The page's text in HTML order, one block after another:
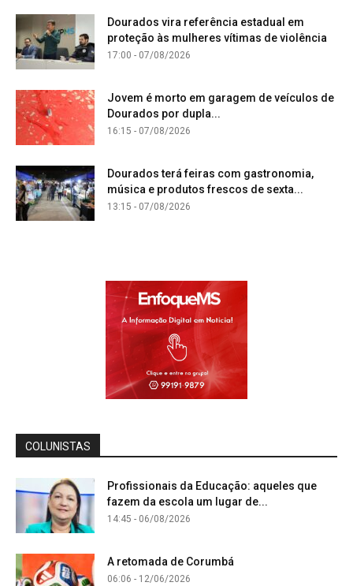
Dourados vira referência estadual em
proteção às mulheres vítimas de violência
17:00 - 07/08/2026
Jovem é morto em garagem de veículos de
Dourados por dupla...
16:15 - 07/08/2026
Dourados terá feiras com gastronomia,
música e produtos frescos de sexta...
13:15 - 07/08/2026
COLUNISTAS
Profissionais da Educação: aqueles que
fazem da escola um lugar de...
14:45 - 06/08/2026
A retomada de Corumbá
06:06 - 12/06/2026